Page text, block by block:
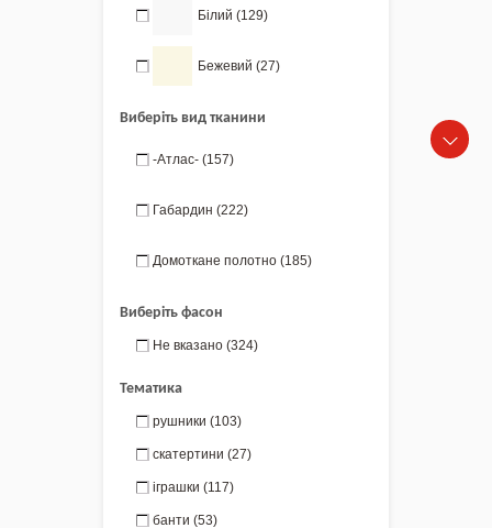
Білий (129)
Бежевий (27)
Виберіть вид тканини
-Атлас- (157)
Габардин (222)
Домоткане полотно (185)
Виберіть фасон
Не вказано (324)
Тематика
рушники (103)
скатертини (27)
іграшки (117)
банти (53)